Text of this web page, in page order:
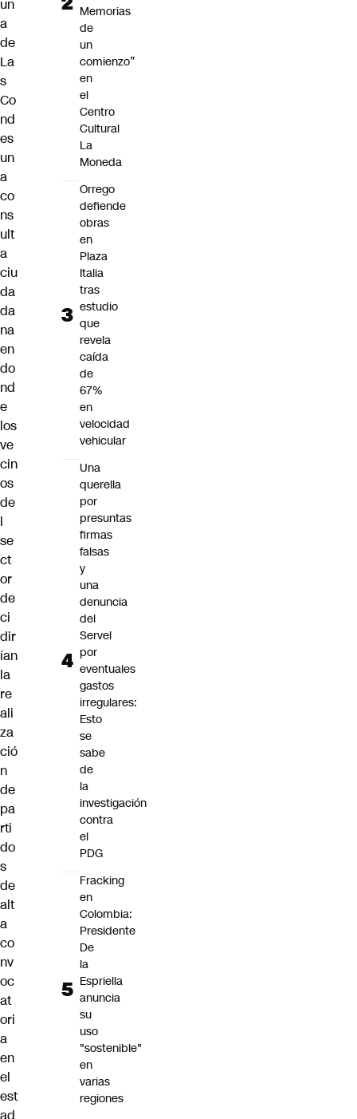
un
a
de
La
s
Co
nd
es
un
a
co
ns
ult
a
ciu
da
da
na
en
do
nd
e
los
ve
cin
os
de
l
se
ct
or
de
ci
dir
ían
la
re
ali
za
ció
n
de
pa
rti
do
s
de
alt
a
co
nv
oc
at
ori
a
en
el
est
ad
Memorias
de
un
comienzo”
en
el
Centro
Cultural
La
Moneda
Orrego
defiende
obras
en
Plaza
Italia
tras
estudio
que
revela
caída
de
67%
en
velocidad
vehicular
Una
querella
por
presuntas
firmas
falsas
y
una
denuncia
del
Servel
por
eventuales
gastos
irregulares:
Esto
se
sabe
de
la
investigación
contra
el
PDG
Fracking
en
Colombia:
Presidente
De
la
Espriella
anuncia
su
uso
"sostenible"
en
varias
regiones